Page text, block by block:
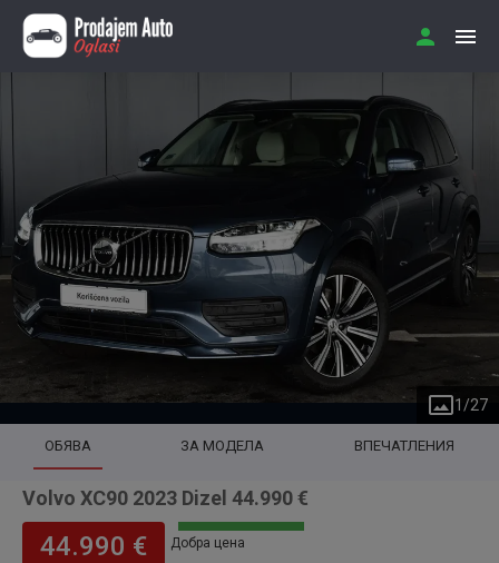
1 /27
ОБЯВА ЗА МОДЕЛА ВПЕЧАТЛЕНИЯ
Volvo XC90 2023 Dizel 44.990 €
44.990 € Добра цена